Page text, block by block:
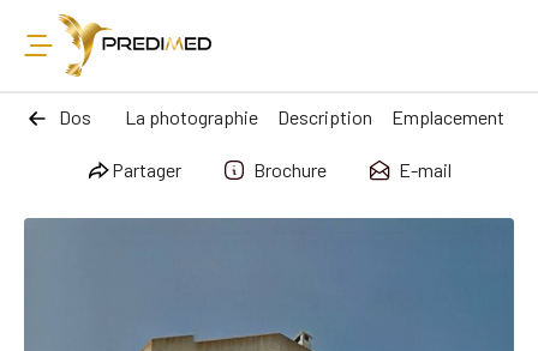
Dos La photographie Description Emplacement
Partager Brochure E-mail